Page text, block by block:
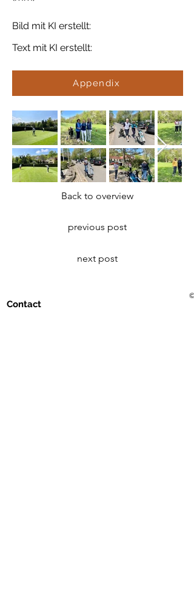
Bild mit KI erstellt:
Text mit KI erstellt:
Appendix
Back to overview
previous post
next post
Contact